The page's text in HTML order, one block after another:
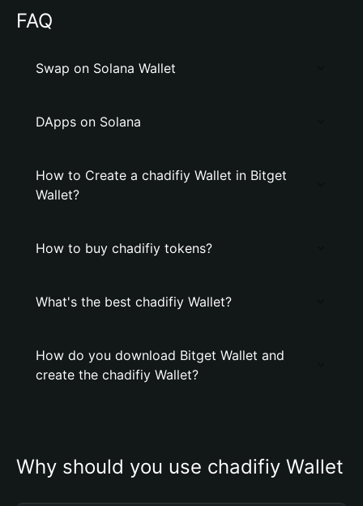
FAQ
Swap on Solana Wallet
DApps on Solana
How to Create a chadifiy Wallet in Bitget
Wallet?
How to buy chadifiy tokens?
What's the best chadifiy Wallet?
How do you download Bitget Wallet and
create the chadifiy Wallet?
Why should you use chadifiy Wallet